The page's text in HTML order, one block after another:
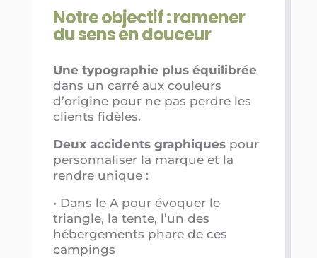
Notre objectif : ramener
du sens en douceur
Une typographie plus équilibrée
dans un carré aux couleurs
d’origine pour ne pas perdre les
clients fidèles.
Deux accidents graphiquespour
personnaliser la marque et la
rendre unique :
• Dans le A pour évoquer le
triangle, la tente, l’un des
hébergements phare de ces
campings